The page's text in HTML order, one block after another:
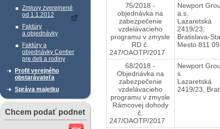
Zmluvy zverejnené
od 1.1.2012
Faktúry
a objednávky
Faktúry a
objednávky Centier
pre deti a rodiny
Profil verejného
obstarávateľa
Správa majetku
Chcem podať podnet
75/2018 -
objednávka na
zabezpečenie
vzdelávacieho
programu v zmysle
RD č.
247/OAOTP/2017
Newport
a.s.
Lazaretská
2419/23,
Bratislava-
Mesto 811 09
68/2018 -
Objednávka na
zabezpečenie
vzdelávacieho
programu v zmysle
Rámcovej dohody
č.
247/OAOTP/2017
Newport
s.
Lazaretská
2419/23,